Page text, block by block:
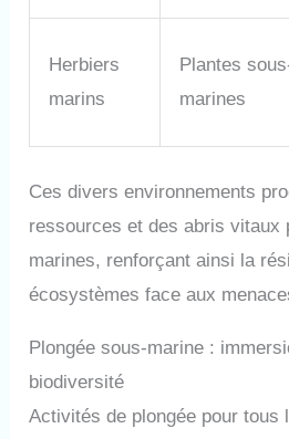
Herbiers
marins
Plantes
marines
Ces divers environnements
ressources et des abris vitaux
marines, renforçant ainsi la
écosystèmes face aux
Plongée sous-marine :
biodiversité
Activités de plongée pour tous